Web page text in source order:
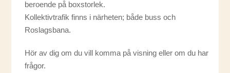
beroende på boxstorlek.
Kollektivtrafik finns i närheten; både buss och
Roslagsbana.
Hör av dig om du vill komma på visning eller om du har
frågor.